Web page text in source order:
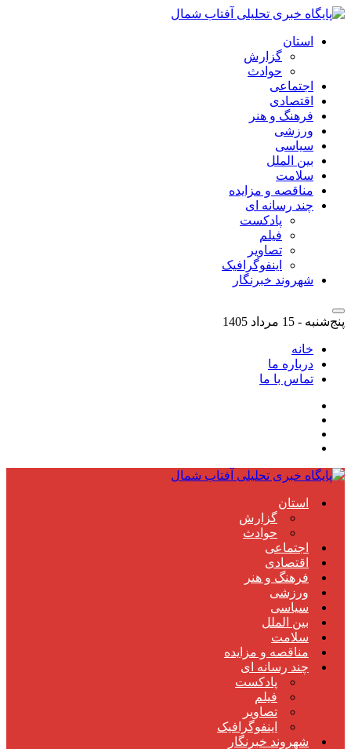
استان
گزارش
حوادث
اجتماعی
اقتصادی
فرهنگ و هنر
ورزشی
سیاسی
بین الملل
سلامت
مناقصه و مزایده
چند رسانه ای
پادکست
فیلم
تصاویر
اینفوگرافیک
شهروند خبرنگار
پنج‌شنبه - 15 مرداد 1405
خانه
درباره ما
تماس با ما
استان
گزارش
حوادث
اجتماعی
اقتصادی
فرهنگ و هنر
ورزشی
سیاسی
بین الملل
سلامت
مناقصه و مزایده
چند رسانه ای
پادکست
فیلم
تصاویر
اینفوگرافیک
شهروند خبرنگار